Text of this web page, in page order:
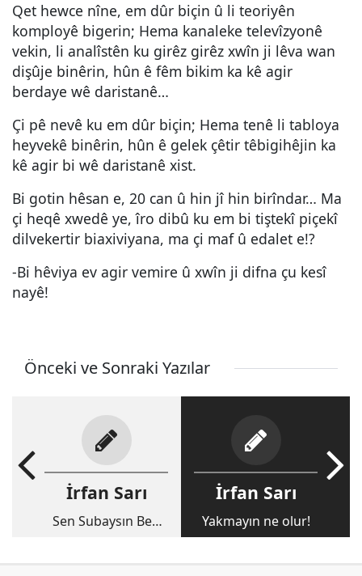
Qet hewce nîne, em dûr biçin û li teoriyên
komployê bigerin; Hema kanaleke televîzyonê
vekin, li analîstên ku girêz girêz xwîn ji lêva wan
dişûje binêrin, hûn ê fêm bikim ka kê agir
berdaye wê daristanê…
Çi pê nevê ku em dûr biçin; Hema tenê li tabloya
heyvekê binêrin, hûn ê gelek çêtir têbigihêjin ka
kê agir bi wê daristanê xist.
Bi gotin hêsan e, 20 can û hin jî hin birîndar… Ma
çi heqê xwedê ye, îro dibû ku em bi tiştekî piçekî
dilvekertir biaxiviyana, ma çi maf û edalet e!?
-Bi hêviya ev agir vemire û xwîn ji difna çu kesî
nayê!
Önceki ve Sonraki Yazılar
İrfan Sarı
Sen Subaysın Ben
İrfan Sarı
Yakmayın ne olur!